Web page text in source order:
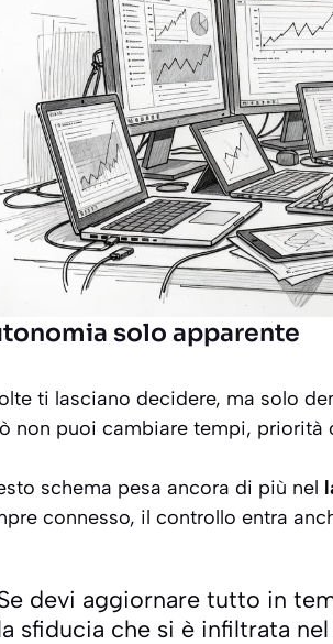
solo apparente
ti lasciano decidere, ma solo
non puoi cambiare tempi,
schema pesa ancora di più nel
connesso, il controllo entra
devi aggiornare tutto in
sfiducia che si è infiltrata